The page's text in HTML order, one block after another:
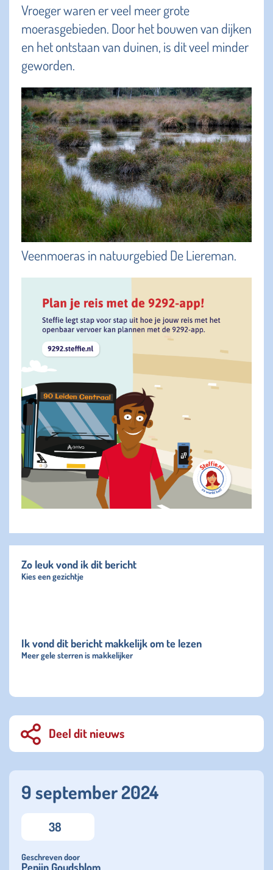
Vroeger waren er veel meer grote
moerasgebieden. Door het bouwen van dijken
en het ontstaan van duinen, is dit veel minder
geworden.
Veenmoeras in natuurgebied De Liereman.
Zo leuk vond ik dit bericht
Kies een gezichtje
Ik vond dit bericht makkelijk om te lezen
Meer gele sterren is makkelijker
Deel dit nieuws
9 september 2024
38
Geschreven door
Pepijn Goudsblom